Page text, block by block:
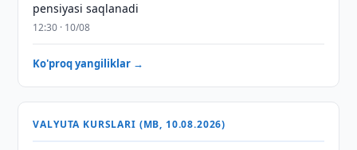
pensiyasi saqlanadi
12:30 · 10/08
Ko'proq yangiliklar →
VALYUTA KURSLARI (MB, 10.08.2026)